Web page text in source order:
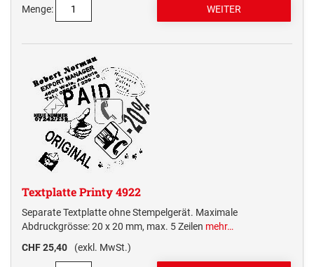
Menge:
Textplatte Printy 4922
Separate Textplatte ohne Stempelgerät. Maximale
Abdruckgrösse: 20 x 20 mm, max. 5 Zeilen mehr…
CHF 25,40
(exkl. MwSt.)